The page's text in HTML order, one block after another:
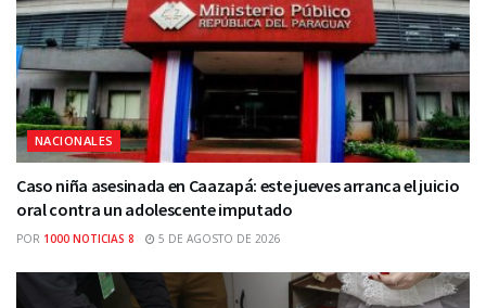
NACIONALES
Caso niña asesinada en Caazapá: este jueves arranca el juicio
oral contra un adolescente imputado
POR 1000 NOTICIAS 8 5 DE AGOSTO DE 2026